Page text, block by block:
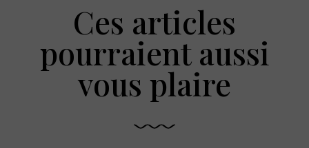
Ces articles
pourraient aussi
vous plaire